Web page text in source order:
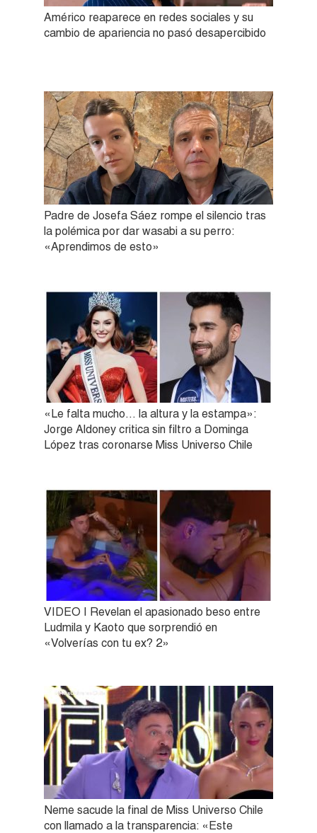
Américo reaparece en redes sociales y su
cambio de apariencia no pasó desapercibido
Padre de Josefa Sáez rompe el silencio tras
la polémica por dar wasabi a su perro:
«Aprendimos de esto»
«Le falta mucho… la altura y la estampa»:
Jorge Aldoney critica sin filtro a Dominga
López tras coronarse Miss Universo Chile
VIDEO | Revelan el apasionado beso entre
Ludmila y Kaoto que sorprendió en
«Volverías con tu ex? 2»
Neme sacude la final de Miss Universo Chile
con llamado a la transparencia: «Este